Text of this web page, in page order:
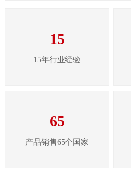
15
15年行业经验
65
产品销售65个国家